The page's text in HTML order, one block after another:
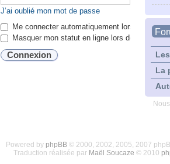
La
J’ai oublié mon mot de passe
Me connecter automatiquement lors de
Masquer mon statut en ligne lors de cette
Powered by phpBB© 2000, 2002, 2005, 2007
Traduction réalisée par Maël Soucaze © 2010